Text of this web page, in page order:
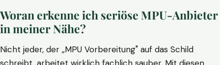
Woran erkenne ich seriöse MPU-Anbieter
in meiner Nähe?
Nicht jeder, der „MPU Vorbereitung" auf das Schild